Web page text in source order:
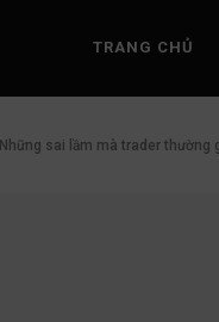
TRANG CHỦ
Những sai lầm mà trader thường